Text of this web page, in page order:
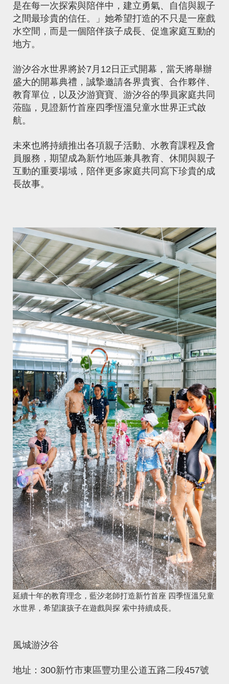
是在每一次探索與陪伴中，建立勇氣、自信與親子
之間最珍貴的信任。」她希望打造的不只是一座戲
水空間，而是一個陪伴孩子成長、促進家庭互動的
地方。
游汐谷水世界將於7月12日正式開幕，當天將舉辦
盛大的開幕典禮，誠摯邀請各界貴賓、合作夥伴、
教育單位，以及汐游寶寶、游汐谷的學員家庭共同
蒞臨，見證新竹首座四季恆溫兒童水世界正式啟
航。
未來也將持續推出各項親子活動、水教育課程及會
員服務，期望成為新竹地區兼具教育、休閒與親子
互動的重要場域，陪伴更多家庭共同寫下珍貴的成
長故事。
延續十年的教育理念，藍汐老師打造新竹首座 四季恆溫兒童
水世界，希望讓孩子在遊戲與探 索中持續成長。
風城游汐谷
地址：300新竹市東區豐功里公道五路二段457號